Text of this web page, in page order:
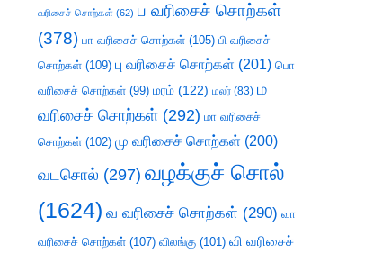
வரிசைச் சொற்கள் (62) ப வரிசைச் சொற்கள்
(378) பா வரிசைச் சொற்கள் (105) பி வரிசைச்
சொற்கள் (109) பு வரிசைச் சொற்கள் (201) பொ
வரிசைச் சொற்கள் (99) மரம் (122) மலர் (83) ம
வரிசைச் சொற்கள் (292) மா வரிசைச்
சொற்கள் (102) மு வரிசைச் சொற்கள் (200)
வடசொல் (297) வழக்குச் சொல்
(1624) வ வரிசைச் சொற்கள் (290) வா
வரிசைச் சொற்கள் (107) விலங்கு (101) வி வரிசைச்